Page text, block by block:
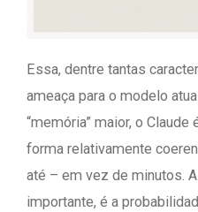
Essa, dentre tantas
ameaça para o modelo
“memória” maior, o
forma relativamente
até – em vez de minutos.
importante, é a